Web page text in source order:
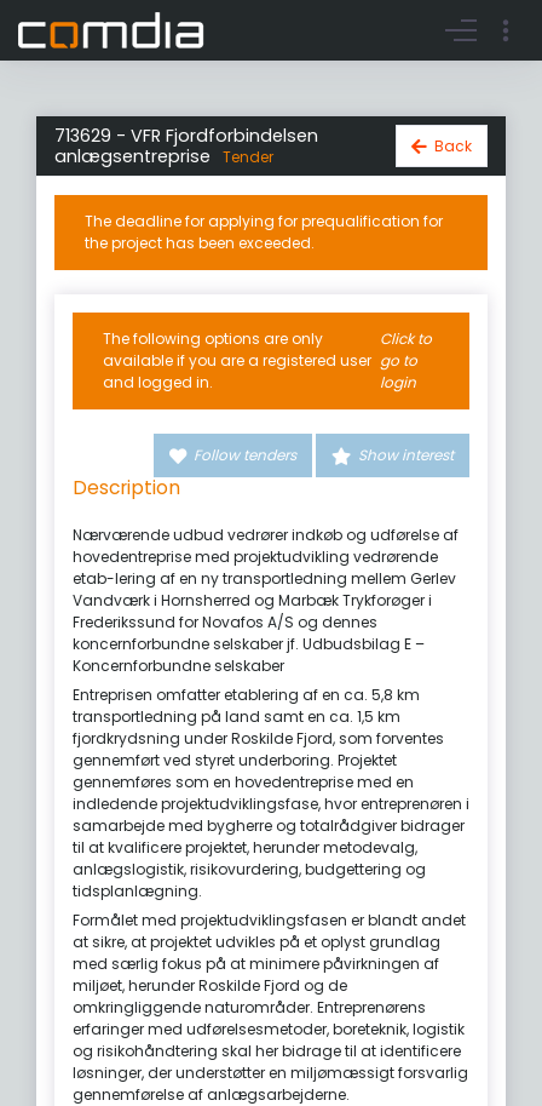
Go to login Register account
713629 - VFR Fjordforbindelsen
anlægsentreprise
Tender
Back
The deadline for applying for prequalification for
the project has been exceeded.
The following options are only
available if you are a registered user
and logged in.
Click to
go to
login
Follow tenders Show interest
Description
Nærværende udbud vedrører indkøb og udførelse af
hovedentreprise med projektudvikling vedrørende
etab-lering af en ny transportledning mellem Gerlev
Vandværk i Hornsherred og Marbæk Trykforøger i
Frederikssund for Novafos A/S og dennes
koncernforbundne selskaber jf. Udbudsbilag E –
Koncernforbundne selskaber
Entreprisen omfatter etablering af en ca. 5,8 km
transportledning på land samt en ca. 1,5 km
fjordkrydsning under Roskilde Fjord, som forventes
gennemført ved styret underboring. Projektet
gennemføres som en hovedentreprise med en
indledende projektudviklingsfase, hvor entreprenøren i
samarbejde med bygherre og totalrådgiver bidrager
til at kvalificere projektet, herunder metodevalg,
anlægslogistik, risikovurdering, budgettering og
tidsplanlægning.
Formålet med projektudviklingsfasen er blandt andet
at sikre, at projektet udvikles på et oplyst grundlag
med særlig fokus på at minimere påvirkningen af
miljøet, herunder Roskilde Fjord og de
omkringliggende naturområder. Entreprenørens
erfaringer med udførelsesmetoder, boreteknik, logistik
og risikohåndtering skal her bidrage til at identificere
løsninger, der understøtter en miljømæssigt forsvarlig
gennemførelse af anlægsarbejderne.